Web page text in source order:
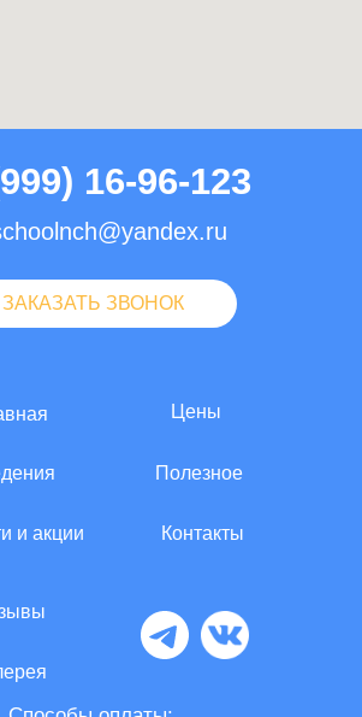
Полезное
Контакты
и акции
ЗАКАЗАТЬ ЗВОНОК
16-96-123
Цены